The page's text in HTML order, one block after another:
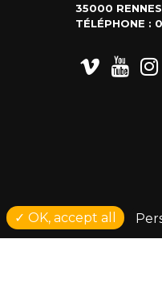
35000 RENNES
TÉLÉPHONE :
OK, accept all